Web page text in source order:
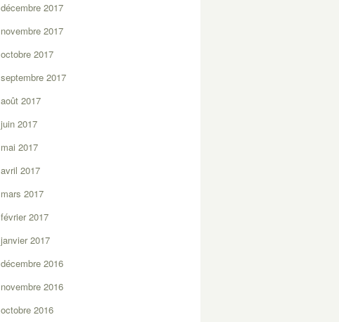
décembre 2017
novembre 2017
octobre 2017
septembre 2017
août 2017
juin 2017
mai 2017
avril 2017
mars 2017
février 2017
janvier 2017
décembre 2016
novembre 2016
octobre 2016